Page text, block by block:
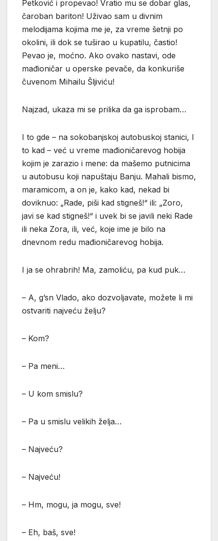
Petković i propevao! Vratio mu se dobar glas,
čaroban bariton! Uživao sam u divnim
melodijama kojima me je, za vreme šetnji po
okolini, ili dok se tuširao u kupatilu, častio!
Pevao je, moćno. Ako ovako nastavi, ode
mađioničar u operske pevače, da konkuriše
čuvenom Mihailu Šljiviću!
Najzad, ukaza mi se prilika da ga isprobam…
I to gde – na sokobanjskoj autobuskoj stanici, I
to kad – već u vreme mađioničarevog hobija
kojim je zarazio i mene: da mašemo putnicima
u autobusu koji napuštaju Banju. Mahali bismo,
maramicom, a on je, kako kad, nekad bi
doviknuo: „Rade, piši kad stigneš!“ ili: „Zoro,
javi se kad stigneš!“ i uvek bi se javili neki Rade
ili neka Zora, ili, već, koje ime je bilo na
dnevnom redu mađioničarevog hobija.
I ja se ohrabrih! Ma, zamoliću, pa kud puk…
– A, g’sn Vlado, ako dozvoljavate, možete li mi
ostvariti najveću želju?
– Kom?
– Pa meni…
– U kom smislu?
– Pa u smislu velikih želja…
– Najveću?
– Najveću!
– Hm, mogu, ja mogu, sve!
– Eh, baš, sve!